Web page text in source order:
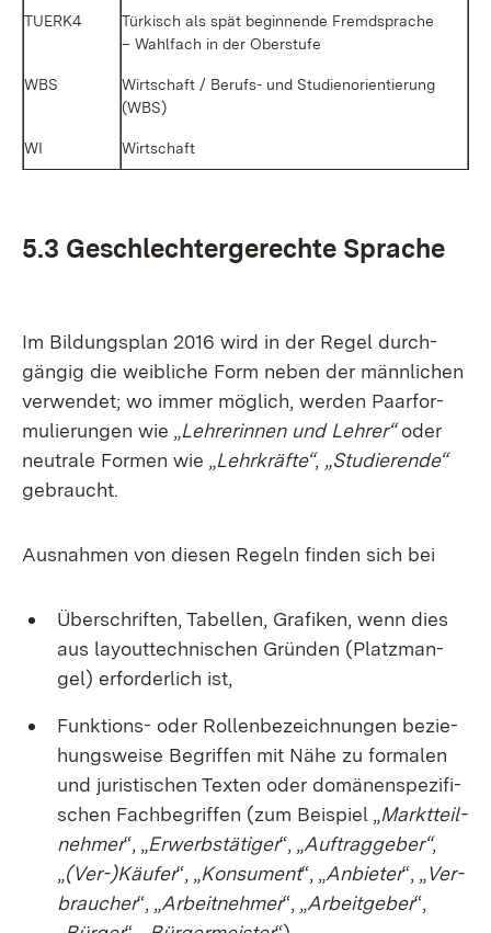
TUERK4
Tür­kisch als spät be­gin­nen­de Fremd­spra­che
– Wahl­fach in der Ober­stu­fe
WBS
Wirt­schaft / Be­rufs- und Stu­di­en­ori­en­tie­rung
(WBS)
WI Wirt­schaft
5.3 Ge­schlech­ter­ge­rech­te Spra­che
Im Bil­dungs­plan 2016 wird in der Re­gel durch­
gän­gig die weib­li­che Form ne­ben der männ­li­chen
ver­wen­det; wo im­mer mög­lich, wer­den Paar­for­
mu­lie­run­gen wie „Leh­re­rin­nen und Leh­rer“oder
neu­tra­le For­men wie „Lehr­kräf­te“, „Stu­die­ren­de“
ge­braucht.
Aus­nah­men von die­sen Re­geln fin­den sich bei
Über­schrif­ten, Ta­bel­len, Gra­fi­ken, wenn dies
aus lay­out­tech­ni­schen Grün­den (Platz­man­
gel) er­for­der­lich ist,
Funk­ti­ons- oder Rol­len­be­zeich­nun­gen be­zie­
hungs­wei­se Be­grif­fen mit Nä­he zu for­ma­len
und ju­ris­ti­schen Tex­ten oder do­mä­nen­spe­zi­fi­
schen Fach­be­grif­fen (zum Bei­spiel „Markt­teil­
neh­mer“, „Er­werbs­tä­ti­ger“, „Auf­trag­ge­ber“,
„(Ver-)Käu­fer“, „Kon­su­ment“, „An­bie­ter“, „Ver­
brau­cher“, „Ar­beit­neh­mer“, „Ar­beit­ge­ber“,